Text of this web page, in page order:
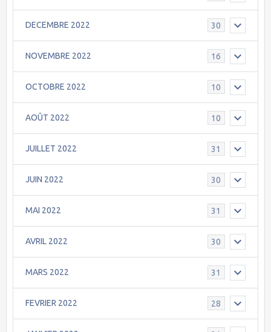
DECEMBRE 2022 30
NOVEMBRE 2022 16
OCTOBRE 2022 10
AOÛT 2022 10
JUILLET 2022 31
JUIN 2022 30
MAI 2022 31
AVRIL 2022 30
MARS 2022 31
FEVRIER 2022 28